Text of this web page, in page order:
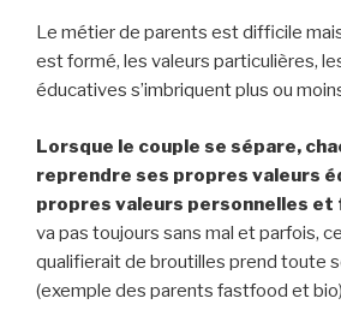
Le métier de parents est difficile
est formé, les valeurs particulières,
éducatives s’imbriquent plus ou
Lorsque le couple se sépare,
reprendre ses propres valeurs
propres valeurs personnelles et
va pas toujours sans mal et parfois,
qualifierait de broutilles prend toute
(exemple des parents fastfood et